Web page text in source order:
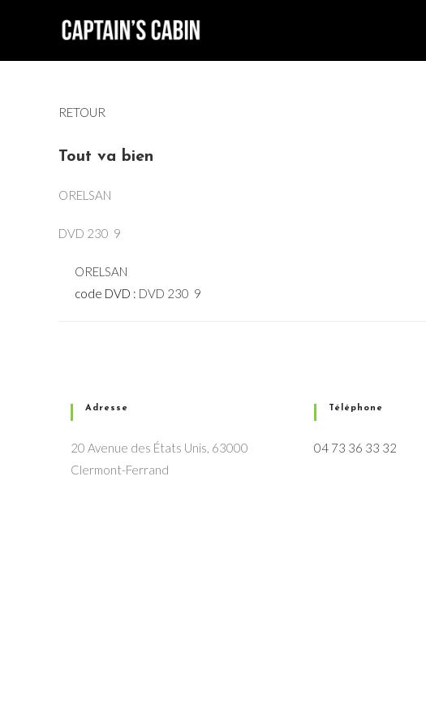
RETOUR
Tout va bien
ORELSAN
DVD 230  9
ORELSAN
code DVD : DVD 230  9
Adresse
20 Avenue des États Unis, 63000
Clermont-Ferrand
Téléphone
04 73 36 33 32